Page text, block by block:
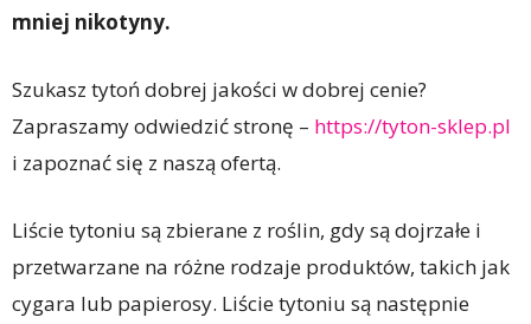
mniej nikotyny.
Szukasz tytoń dobrej jakości w dobrej cenie?
Zapraszamy odwiedzić stronę – https://tyton-sklep.pl
i zapoznać się z naszą ofertą.
Liście tytoniu są zbierane z roślin, gdy są dojrzałe i
przetwarzane na różne rodzaje produktów, takich jak
cygara lub papierosy. Liście tytoniu są następnie